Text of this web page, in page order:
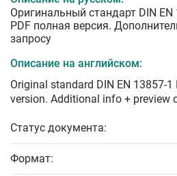
Оригинальный стандарт DIN EN
PDF полная версия.
запросу
Описание на английском:
Original standard DIN EN 13857-
version. Additional info + preview
Статус документа:
Формат: